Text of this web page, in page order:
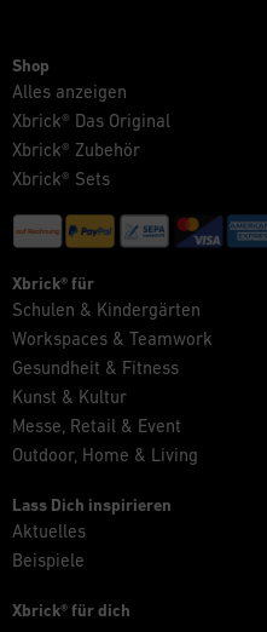
Shop
Alles anzeigen
Xbrick® Das Original
Xbrick® Zubehör
Xbrick® Sets
Xbrick® für
Schulen & Kindergärten
Workspaces & Teamwork
Gesundheit & Fitness
Kunst & Kultur
Messe, Retail & Event
Outdoor, Home & Living
Lass Dich inspirieren
Aktuelles
Beispiele
Xbrick® für dich